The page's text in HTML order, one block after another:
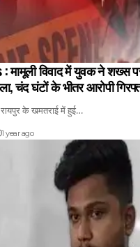
: मामूली विवाद में युवक ने शख्स
चंद घंटों के भीतर आरोपी
रायपुर के खमतराई में हुई…
1 year ago